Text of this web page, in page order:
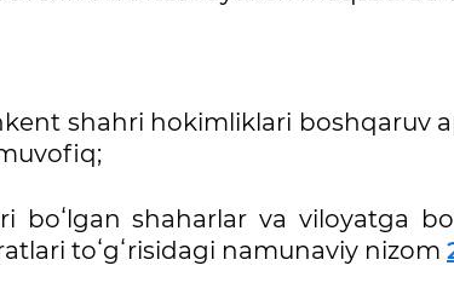
shahri hokimliklari boshqaruv
boʻlgan shaharlar va viloyatga
toʻgʻrisidagi namunaviy nizom